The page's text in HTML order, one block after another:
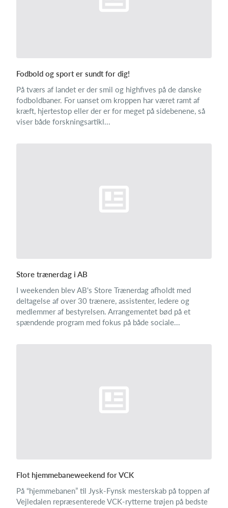
Fodbold og sport er sundt for dig!
På tværs af landet er der smil og highfives på de danske
fodboldbaner. For uanset om kroppen har været ramt af
kræft, hjertestop eller der er for meget på sidebenene, så
viser både forskningsartikl...
Store trænerdag i AB
I weekenden blev AB's Store Trænerdag afholdt med
deltagelse af over 30 trænere, assistenter, ledere og
medlemmer af bestyrelsen. Arrangementet bød på et
spændende program med fokus på både sociale...
Flot hjemmebaneweekend for VCK
På “hjemmebanen” til Jysk-Fynsk mesterskab på toppen af
Vejledalen repræsenterede VCK-rytterne trøjen på bedste